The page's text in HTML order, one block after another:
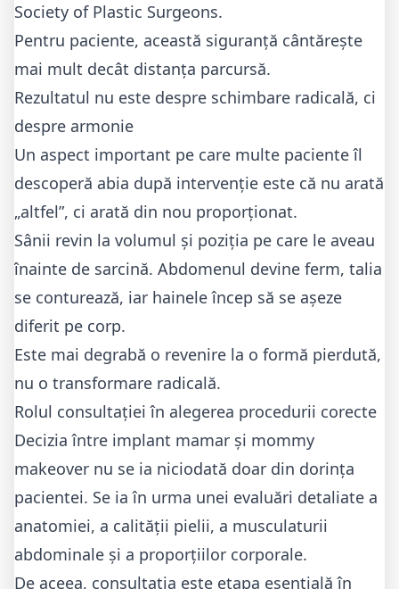
Society of Plastic Surgeons.
Pentru paciente, această siguranță cântărește
mai mult decât distanța parcursă.
Rezultatul nu este despre schimbare radicală, ci
despre armonie
Un aspect important pe care multe paciente îl
descoperă abia după intervenție este că nu arată
„altfel”, ci arată din nou proporționat.
Sânii revin la volumul și poziția pe care le aveau
înainte de sarcină. Abdomenul devine ferm, talia
se conturează, iar hainele încep să se așeze
diferit pe corp.
Este mai degrabă o revenire la o formă pierdută,
nu o transformare radicală.
Rolul consultației în alegerea procedurii corecte
Decizia între implant mamar și mommy
makeover nu se ia niciodată doar din dorința
pacientei. Se ia în urma unei evaluări detaliate a
anatomiei, a calității pielii, a musculaturii
abdominale și a proporțiilor corporale.
De aceea, consultația este etapa esențială în